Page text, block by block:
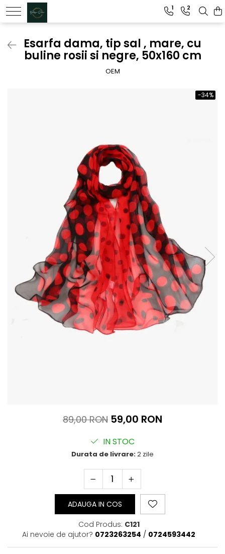
Clutch dama
1 2
Esarfa dama, tip sal , mare, cu
buline rosii si negre, 50x160 cm
OEM
-34%
89,00 RON 59,00 RON
IN STOC
Durata de livrare:2 zile
ADAUGA IN COS
Cod Produs: C121
Ai nevoie de ajutor? 0723263254 / 0724593442